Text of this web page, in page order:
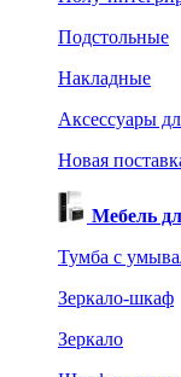
Подстольные
Накладные
Аксессуары
Новая
Мебель
Тумба с
Зеркало-шкаф
Зеркало